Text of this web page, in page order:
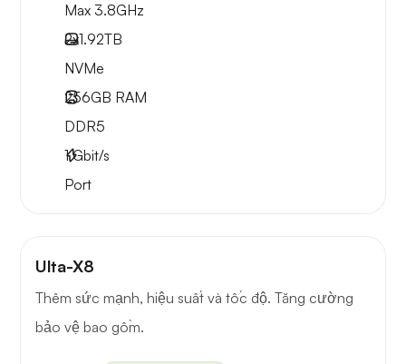
Max 3.8GHz
2x1.92TB
NVMe
256GB RAM
DDR5
1Gbit/s
Port
Ulta-X8
Thêm sức mạnh, hiệu suất và tốc độ. Tăng cường
bảo vệ bao gồm.